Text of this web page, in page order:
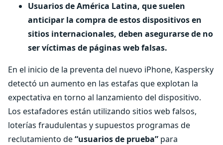
Usuarios de América Latina, que suelen
anticipar la compra de estos dispositivos en
sitios internacionales, deben asegurarse de no
ser víctimas de páginas web falsas.
En el inicio de la preventa del nuevo iPhone, Kaspersky
detectó un aumento en las estafas que explotan la
expectativa en torno al lanzamiento del dispositivo.
Los estafadores están utilizando sitios web falsos,
loterías fraudulentas y supuestos programas de
reclutamiento de“usuarios de prueba” para